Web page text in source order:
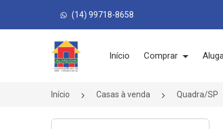
(14) 99718-8658
Página inicial
Início Comprar
Início Casas à venda Quadra/SP